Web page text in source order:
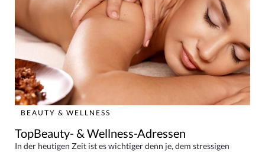
BEAUTY & WELLNESS
TopBeauty- & Wellness-Adressen
In der heutigen Zeit ist es wichtiger denn je, dem stressigen